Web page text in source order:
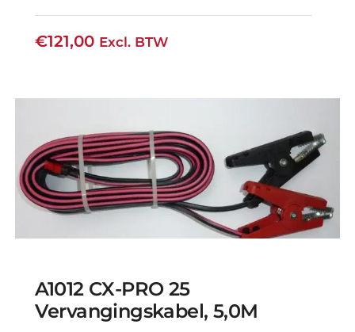
€121,00 Excl. BTW
A1012 CX-PRO 25
Vervangingskabel, 5,0M